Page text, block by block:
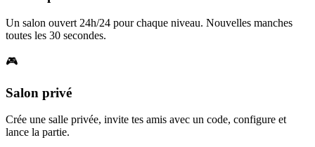
Un salon ouvert 24h/24 pour chaque niveau. Nouvelles manches
toutes les 30 secondes.
🎮
Salon privé
Crée une salle privée, invite tes amis avec un code, configure et
lance la partie.